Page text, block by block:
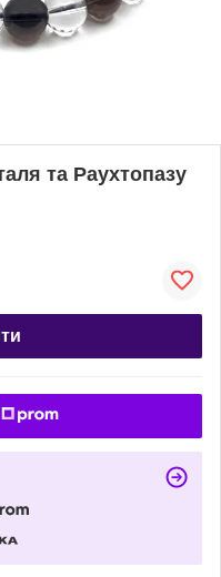
та Раухтопазу